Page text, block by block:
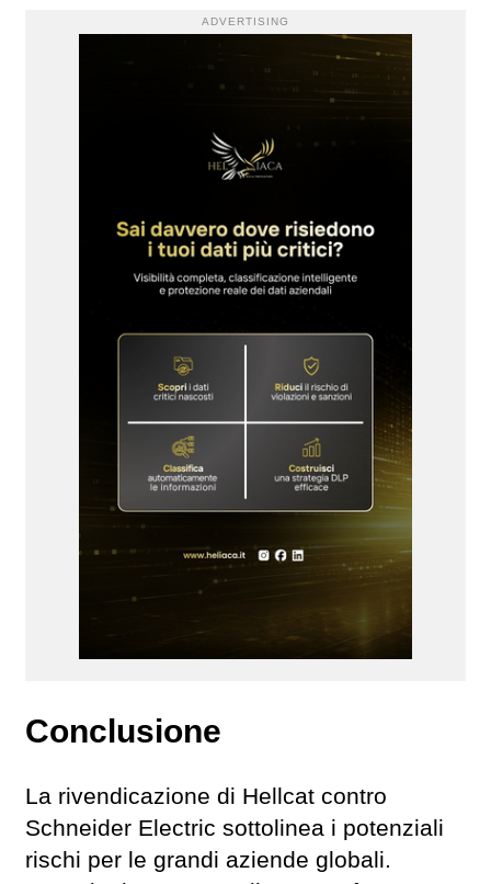
ADVERTISING
Conclusione
La rivendicazione di Hellcat contro
Schneider Electric sottolinea i potenziali
rischi per le grandi aziende globali.